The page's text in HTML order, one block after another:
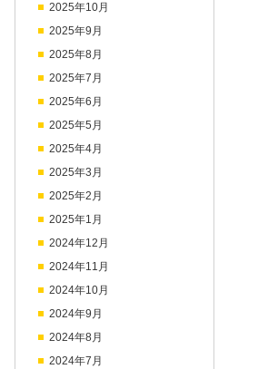
2025年10月
2025年9月
2025年8月
2025年7月
2025年6月
2025年5月
2025年4月
2025年3月
2025年2月
2025年1月
2024年12月
2024年11月
2024年10月
2024年9月
2024年8月
2024年7月